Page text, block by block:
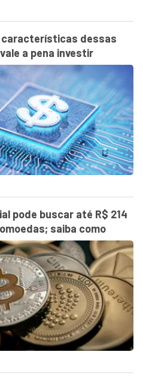
características dessas
a pena investir
pode buscar até R$ 214
saiba como